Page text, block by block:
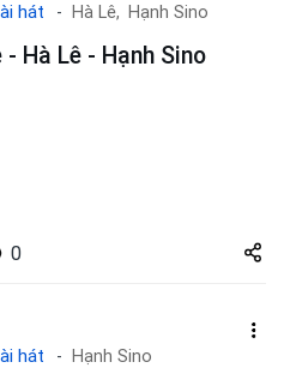
hát Hà Lê, Hạnh Sino
Hà Lê - Hạnh Sino
0
Share
zuto.vn
hát Hạnh Sino